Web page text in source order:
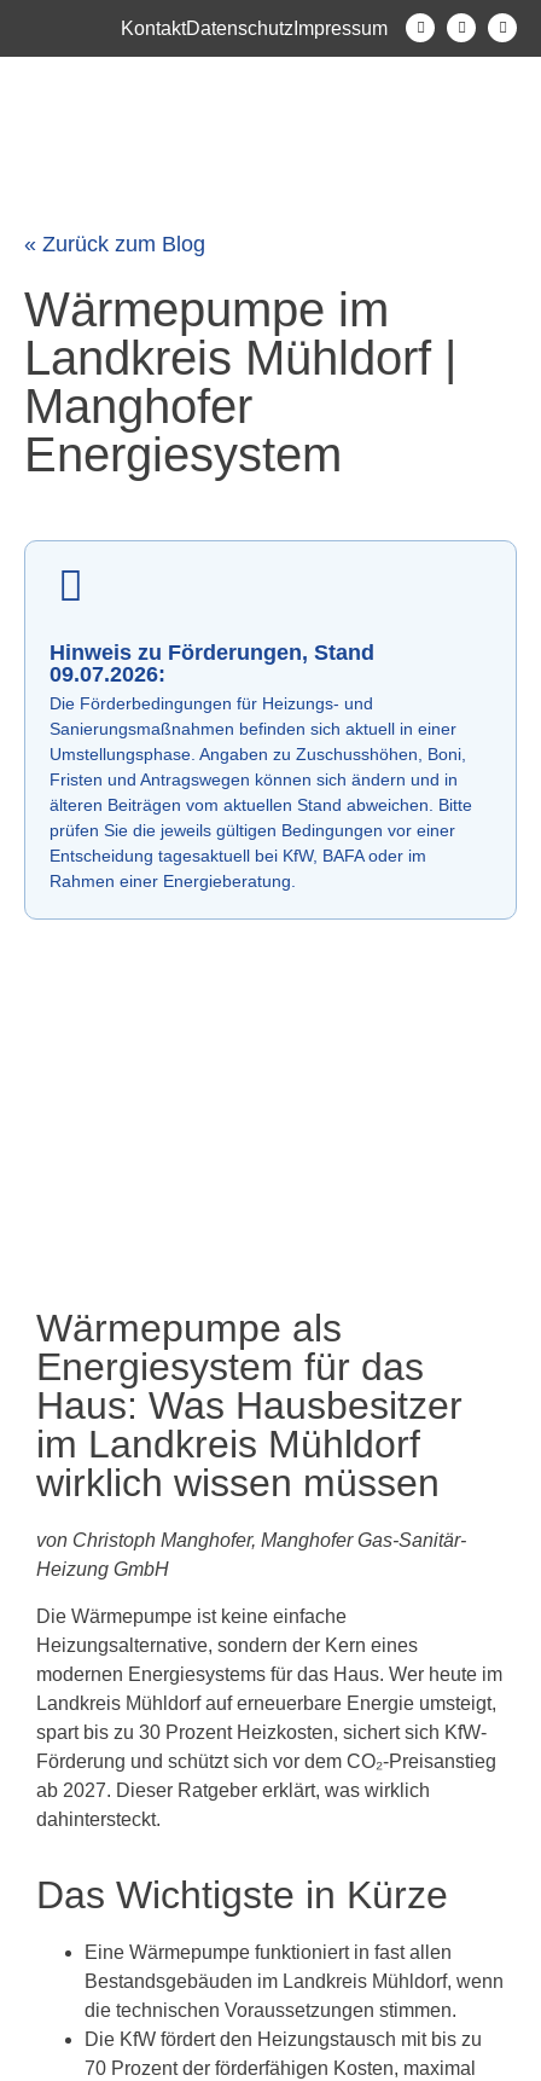
KontaktDatenschutz Impressum
« Zurück zum Blog
Wärmepumpe im
Landkreis Mühldorf |
Manghofer
Energiesystem
Hinweis zu Förderungen, Stand
09.07.2026:
Die Förderbedingungen für Heizungs- und
Sanierungsmaßnahmen befinden sich aktuell in einer
Umstellungsphase. Angaben zu Zuschusshöhen, Boni,
Fristen und Antragswegen können sich ändern und in
älteren Beiträgen vom aktuellen Stand abweichen. Bitte
prüfen Sie die jeweils gültigen Bedingungen vor einer
Entscheidung tagesaktuell bei KfW, BAFA oder im
Rahmen einer Energieberatung.
Wärmepumpe als
Energiesystem für das
Haus: Was Hausbesitzer
im Landkreis Mühldorf
wirklich wissen müssen
von Christoph Manghofer, Manghofer Gas-Sanitär-
Heizung GmbH
Die Wärmepumpe ist keine einfache
Heizungsalternative, sondern der Kern eines
modernen Energiesystems für das Haus. Wer heute im
Landkreis Mühldorf auf erneuerbare Energie umsteigt,
spart bis zu 30 Prozent Heizkosten, sichert sich KfW-
Förderung und schützt sich vor dem CO₂-Preisanstieg
ab 2027. Dieser Ratgeber erklärt, was wirklich
dahintersteckt.
Das Wichtigste in Kürze
Eine Wärmepumpe funktioniert in fast allen
Bestandsgebäuden im Landkreis Mühldorf, wenn
die technischen Voraussetzungen stimmen.
Die KfW fördert den Heizungstausch mit bis zu
70 Prozent der förderfähigen Kosten, maximal